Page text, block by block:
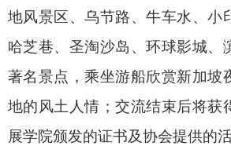
地风景区、乌节路、牛车水、小
哈芝巷、圣淘沙岛、环球影城、
著名景点，乘坐游船欣赏新加坡
地的风土人情；交流结束后将获
展学院颁发的证书及协会提供的